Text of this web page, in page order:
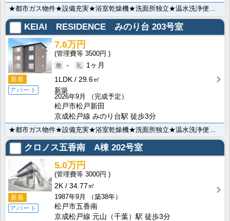
★都市ガス物件★設備充実★浴室乾燥機★洗面所独立★温水洗浄便座★2口コンロ付システムキッチン★インタ･･･
KEIAI RESIDENCE みのり台 203号室
新着
アパート
7.6万円
3500円
-
1ヶ月
1LDK
29.6㎡
新築
2026年9月
（完成予定）
松戸市松戸新田
京成松戸線 みのり台駅 徒歩3分
クロノス五香南 A棟202号室
新着
アパート
5.0万円
3000円
2K
34.77㎡
1987年9月
（築38年）
松戸市五香南
京成松戸線 元山（千葉）駅 徒歩3分